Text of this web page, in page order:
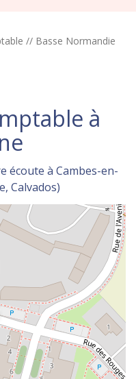
// Basse Normandie
à
écoute à Cambes-en-
Calvados)